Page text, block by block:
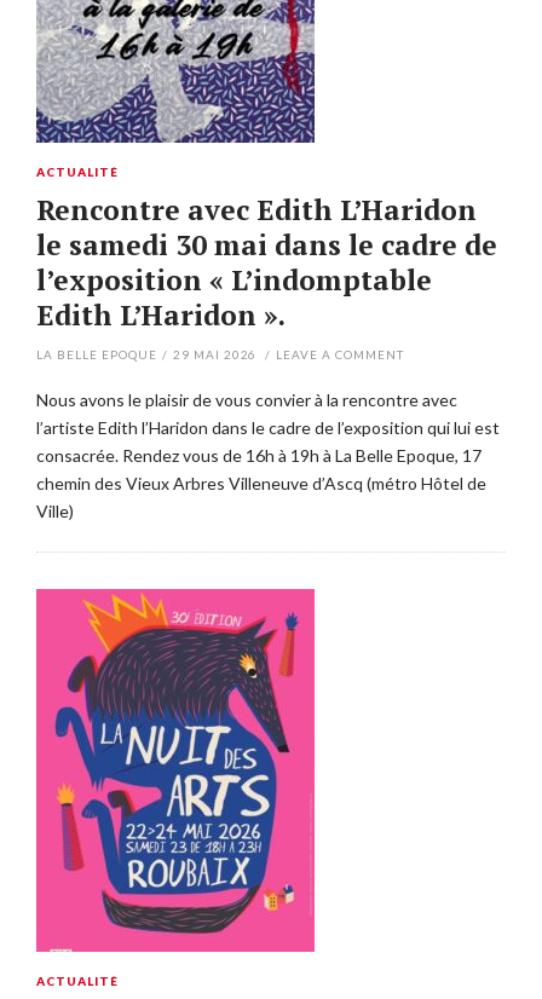
ACTUALITÉ
Rencontre avec Edith L’Haridon
le samedi 30 mai dans le cadre de
l’exposition « L’indomptable
Edith L’Haridon ».
LA BELLE EPOQUE / 29 MAI 2026 / LEAVE A COMMENT
Nous avons le plaisir de vous convier à la rencontre avec
l’artiste Edith l’Haridon dans le cadre de l’exposition qui lui est
consacrée. Rendez vous de 16h à 19h à La Belle Epoque, 17
chemin des Vieux Arbres Villeneuve d’Ascq (métro Hôtel de
Ville)
ACTUALITÉ